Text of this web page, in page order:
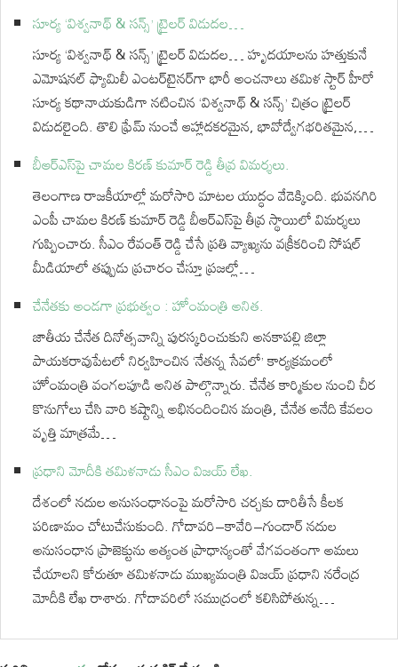
సూర్య ‘విశ్వనాథ్ & సన్స్’ ట్రైలర్ విడుదల…
సూర్య ‘విశ్వనాథ్ & సన్స్’ ట్రైలర్ విడుదల… హృదయాలను హత్తుకునే
ఎమోషనల్ ఫ్యామిలీ ఎంటర్‌టైనర్‌గా భారీ అంచనాలు తమిళ స్టార్ హీరో
సూర్య కథానాయకుడిగా నటించిన ‘విశ్వనాథ్ & సన్స్’ చిత్రం ట్రైలర్
విడుదలైంది. తొలి ఫ్రేమ్ నుంచే ఆహ్లాదకరమైన, భావోద్వేగభరితమైన,…
బీఆర్ఎస్‌పై చామల కిరణ్ కుమార్ రెడ్డి తీవ్ర విమర్శలు.
తెలంగాణ రాజకీయాల్లో మరోసారి మాటల యుద్ధం వేడెక్కింది. భువనగిరి
ఎంపీ చామల కిరణ్ కుమార్ రెడ్డి బీఆర్ఎస్‌పై తీవ్ర స్థాయిలో విమర్శలు
గుప్పించారు. సీఎం రేవంత్ రెడ్డి చేసే ప్రతి వ్యాఖ్యను వక్రీకరించి సోషల్
మీడియాలో తప్పుడు ప్రచారం చేస్తూ ప్రజల్లో…
చేనేతకు అండగా ప్రభుత్వం : హోంమంత్రి అనిత.
జాతీయ చేనేత దినోత్సవాన్ని పురస్కరించుకుని అనకాపల్లి జిల్లా
పాయకరావుపేటలో నిర్వహించిన ‘నేతన్న సేవలో’ కార్యక్రమంలో
హోంమంత్రి వంగలపూడి అనిత పాల్గొన్నారు. చేనేత కార్మికుల నుంచి చీర
కొనుగోలు చేసి వారి కష్టాన్ని అభినందించిన మంత్రి, చేనేత అనేది కేవలం
వృత్తి మాత్రమే…
ప్రధాని మోదీకి తమిళనాడు సీఎం విజయ్‌ లేఖ.
దేశంలో నదుల అనుసంధానంపై మరోసారి చర్చకు దారితీసే కీలక
పరిణామం చోటుచేసుకుంది. గోదావరి–కావేరి–గుండార్ నదుల
అనుసంధాన ప్రాజెక్టును అత్యంత ప్రాధాన్యంతో వేగవంతంగా అమలు
చేయాలని కోరుతూ తమిళనాడు ముఖ్యమంత్రి విజయ్ ప్రధాని నరేంద్ర
మోదీకి లేఖ రాశారు. గోదావరిలో సముద్రంలో కలిసిపోతున్న…